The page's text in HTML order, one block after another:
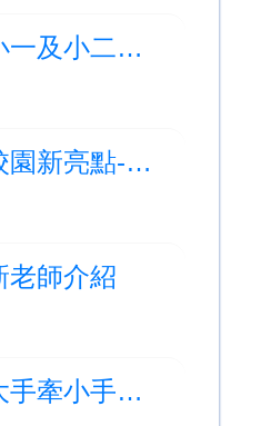
學校相片更新:小一及小二提燈會
學校相片更新:校園新亮點-智能動感單車區
老師介紹
學校相片更新:大手牽小手，校園同行計劃